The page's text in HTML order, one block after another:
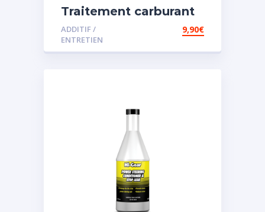
Traitement carburant
diesel et essence
ADDITIF /
ENTRETIEN
9,90€